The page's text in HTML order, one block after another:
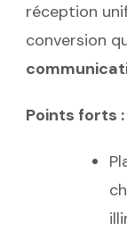
réception
conversion
Points forts :